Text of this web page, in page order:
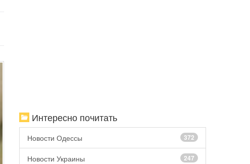
Интересно почитать
Новости Одессы 372
Новости Украины 247